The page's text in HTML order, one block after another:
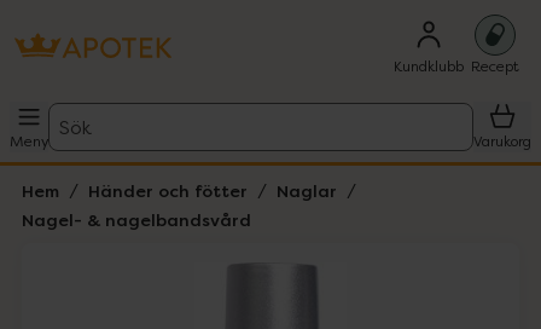
Kundklubb Recept
Meny
Sök
Varukorg
Hem Händer och fötter
Naglar
Nagel- & nagelbandsvård